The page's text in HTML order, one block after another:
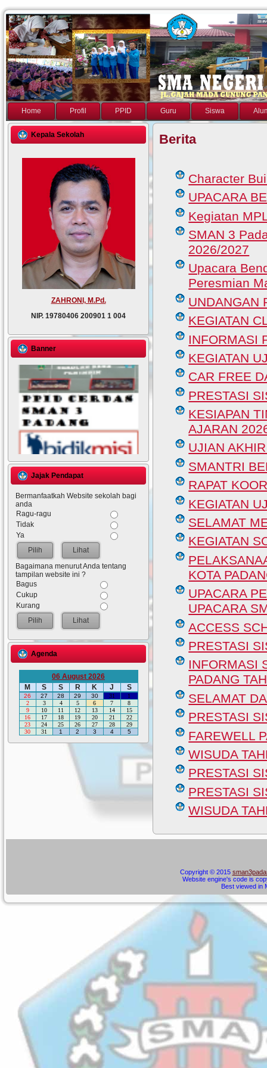
Home Profil PPID Guru Siswa
Kepala Sekolah
ZAHRONI, M.Pd.
NIP. 19780406 200901 1 004
Banner
Jajak Pendapat
Bermanfaatkah Website sekolah bagi
anda
Ragu-ragu
Tidak
Ya
Lihat
Bagaimana menurut Anda tentang
tampilan website ini ?
Bagus
Cukup
Kurang
Lihat
Agenda
06 August 2026
M
S S R K J S
26 27 28 29 30 31
1
2
3 4 5 6 7
8
9
10 11 12 13 14
15
16
17 18 19 20 21
22
23
24 25 26 27 28
29
30
31 1 2 3 4 5
Berita
Character
UPACARA
Kegiatan
SMAN 3
2026/2027
Upacara
Peresmian
UNDANGAN
KEGIATAN
INFORMASI
KEGIATAN
CAR FREE
PRESTASI
KESIAPAN
AJARAN
UJIAN
SMANTRI
RAPAT
KEGIATAN
SELAMAT
KEGIATAN
KOTA
UPACARA
UPACARA
ACCESS
PRESTASI
INFORMASI
PADANG
SELAMAT
PRESTASI
FAREWELL
WISUDA
PRESTASI
PRESTASI
WISUDA
Copyright © 2015
Website engine's code is
Best viewed in